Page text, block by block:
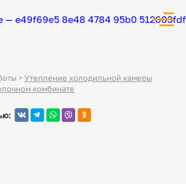
> Утепление холодильной камеры
комбинате